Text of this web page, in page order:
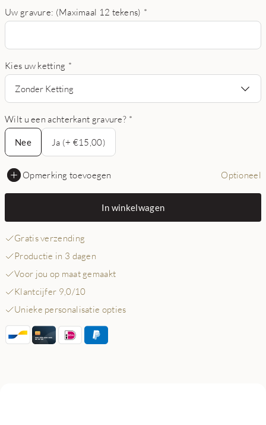
Uw gravure: (Maximaal 12 tekens) *
Kies uw ketting *
Zonder Ketting
Wilt u een achterkant gravure? *
Nee
Nee
Ja (+ €15,00)
Opmerking toevoegen Optioneel
In winkelwagen
Gratis verzending
Productie in 3 dagen
Voor jou op maat gemaakt
Klantcijfer 9,0/10
Unieke personalisatie opties